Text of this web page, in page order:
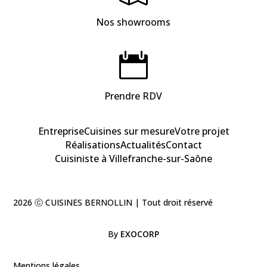
Nos showrooms

Prendre RDV
EntrepriseCuisines sur mesureVotre projet
RéalisationsActualitésContact
Cuisiniste à Villefranche-sur-Saône
2026 ⓒ CUISINES BERNOLLIN | Tout droit réservé
By EXOCORP